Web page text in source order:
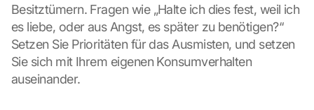
Besitztümern. Fragen wie „Halte ich dies fest, weil ich
es liebe, oder aus Angst, es später zu benötigen?“
Setzen Sie Prioritäten für das Ausmisten, und setzen
Sie sich mit Ihrem eigenen Konsumverhalten
auseinander.